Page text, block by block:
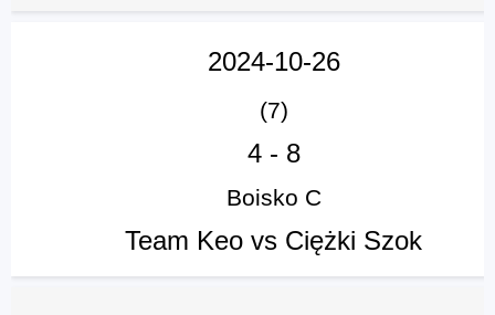
2024-10-26
(7)
4- 8
Boisko C
Team Keo vs Ciężki Szok